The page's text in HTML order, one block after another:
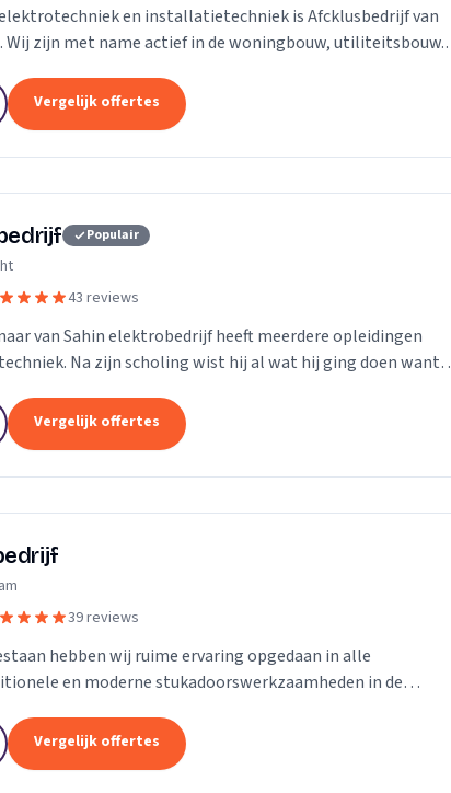
en installatietechniek is Afcklusbedrijf van
zijn met name actief in de woningbouw, utiliteitsbouw.
Vergelijk offertes
Populair
43 reviews
van Sahin elektrobedrijf heeft meerdere opleidingen
Na zijn scholing wist hij al wat hij ging doen want
Vergelijk offertes
39 reviews
hebben wij ruime ervaring opgedaan in alle
en moderne stukadoorswerkzaamheden in de
Vergelijk offertes